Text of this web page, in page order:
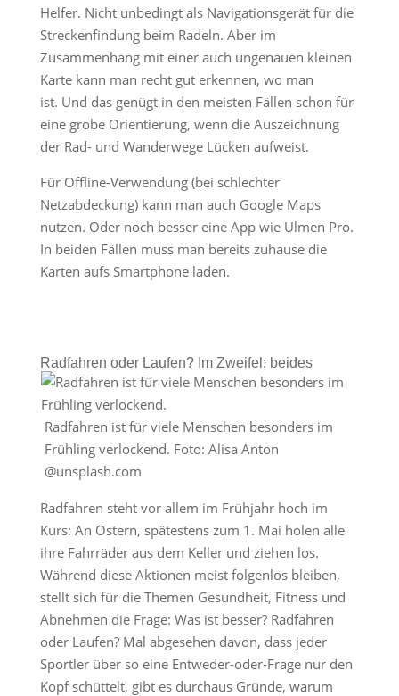
Helfer. Nicht unbedingt als Navigationsgerät für die
Streckenfindung beim Radeln. Aber im
Zusammenhang mit einer auch ungenauen kleinen
Karte kann man recht gut erkennen, wo man
ist. Und das genügt in den meisten Fällen schon für
eine grobe Orientierung, wenn die Auszeichnung
der Rad- und Wanderwege Lücken aufweist.
Für Offline-Verwendung (bei schlechter
Netzabdeckung) kann man auch Google Maps
nutzen. Oder noch besser eine App wie Ulmen Pro.
In beiden Fällen muss man bereits zuhause die
Karten aufs Smartphone laden.
Radfahren oder Laufen? Im Zweifel: beides
Radfahren ist für viele Menschen besonders im
Frühling verlockend. Foto: Alisa Anton
@unsplash.com
Radfahren steht vor allem im Frühjahr hoch im
Kurs: An Ostern, spätestens zum 1. Mai holen alle
ihre Fahrräder aus dem Keller und ziehen los.
Während diese Aktionen meist folgenlos bleiben,
stellt sich für die Themen Gesundheit, Fitness und
Abnehmen die Frage: Was ist besser? Radfahren
oder Laufen? Mal abgesehen davon, dass jeder
Sportler über so eine Entweder-oder-Frage nur den
Kopf schüttelt, gibt es durchaus Gründe, warum